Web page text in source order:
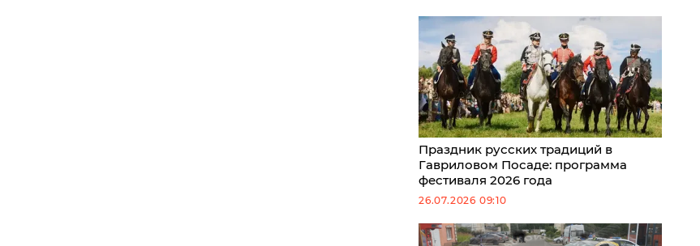
Праздник русских традиций в
Гавриловом Посаде: программа
фестиваля 2026 года
26.07.2026 09:10